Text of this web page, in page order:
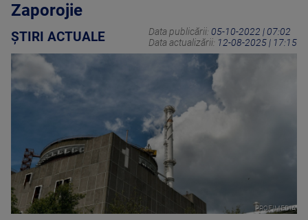
Zaporojie
ȘTIRI ACTUALE Data publicării: 05-10-2022 | 07:02
Data actualizării: 12-08-2025 | 17:15
PROFIMEDIA